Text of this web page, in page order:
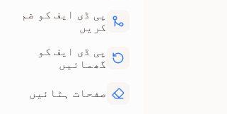
پی ڈی ایف کو ضم
کریں
پی ڈی ایف کو
گھمائیں
صفحات ہٹائیں